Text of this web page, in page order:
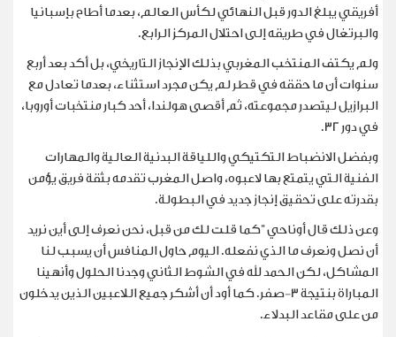
أفريقي يبلغ الدور قبل النهائي لكأس العالم، بعدما أطاح بإسبانيا
والبرتغال في طريقه إلى احتلال المركز الرابع.
ولم يكتف المنتخب المغربي بذلك الإنجاز التاريخي، بل أكد بعد أربع
سنوات أن ما حققه في قطر لم يكن مجرد استثناء، بعدما تعادل مع
البرازيل ليتصدر مجموعته، ثم أقصى هولندا، أحد كبار منتخبات أوروبا،
في دور 32.
وبفضل الانضباط التكتيكي واللياقة البدنية العالية والمهارات
الفنية التي يتمتع بها لاعبوه، واصل المغرب تقدمه بثقة فريق يؤمن
بقدرته على تحقيق إنجاز جديد في البطولة.
وعن ذلك قال أوناحي "كما قلت لك من قبل، نحن نعرف إلى أين نريد
أن نصل ونعرف ما الذي نفعله. اليوم حاول المنافس أن يسبب لنا
المشاكل، لكن الحمد لله في الشوط الثاني وجدنا الحلول وأنهينا
المباراة بنتيجة 3-صفر. كما أود أن أشكر جميع اللاعبين الذين يدخلون
من على مقاعد البدلاء.